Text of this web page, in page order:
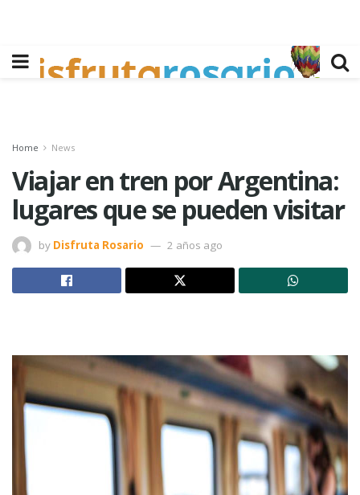
Home News
Viajar en tren por Argentina:
lugares que se pueden visitar
by Disfruta Rosario 2 años ago